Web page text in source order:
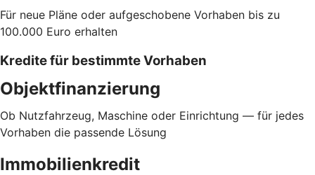
Für neue Pläne oder aufgeschobene Vorhaben bis zu
100.000 Euro erhalten
Kredite für bestimmte Vorhaben
Objektfinanzierung
Ob Nutzfahrzeug, Maschine oder Einrichtung — für jedes
Vorhaben die passende Lösung
Immobilienkredit